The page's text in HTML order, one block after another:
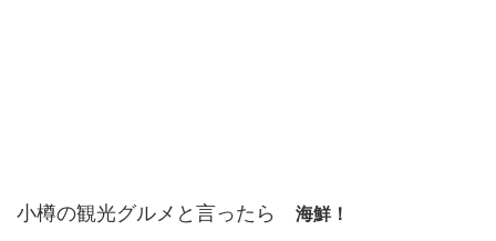
小樽の観光グルメと言ったら 海鮮！